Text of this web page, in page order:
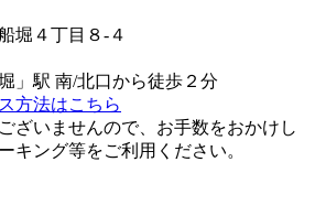
堀４丁目８-４
」駅 南/北口から徒歩２分
方法はこちら
ざいませんので、お手数をおかけし
キング等をご利用ください。